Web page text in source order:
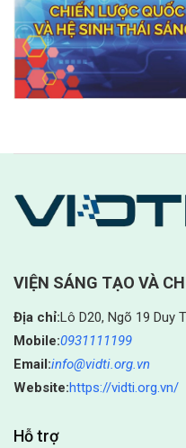
VIỆN SÁNG TẠO VÀ
Địa chỉ:Lô D20, Ngõ 19 Duy
Mobile:0931111199
Email:info@vidti.org.vn
Website:https://vidti.org.vn/
Hỗ trợ